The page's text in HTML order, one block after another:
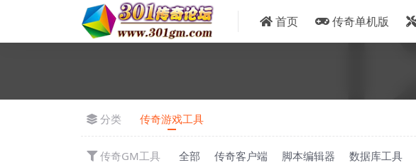
首页 传奇单机版
分类 传奇游戏工具
传奇GM工具 全部 传奇客户端 脚本编辑器 数据库工具